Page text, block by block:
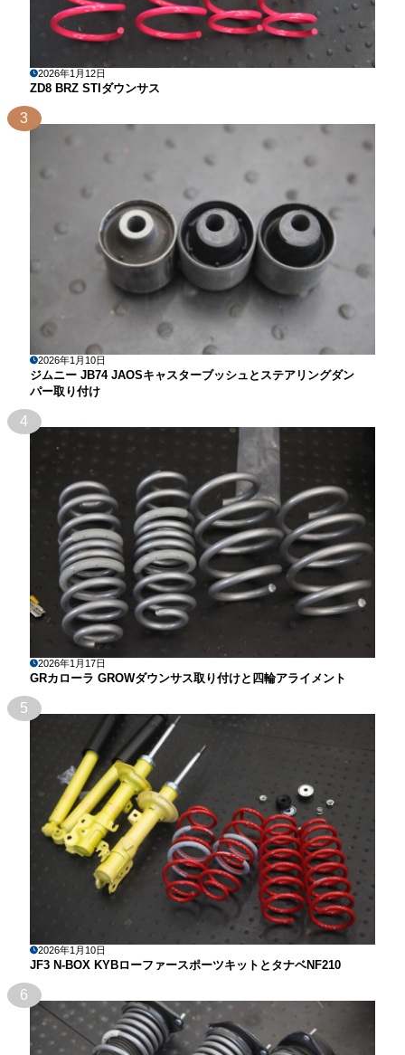
2026年1月12日
ZD8 BRZ STIダウンサス
3
2026年1月10日
ジムニー JB74 JAOSキャスターブッシュとステアリングダン
パー取り付け
4
2026年1月17日
GRカローラ GROWダウンサス取り付けと四輪アライメント
5
2026年1月10日
JF3 N-BOX KYBローファースポーツキットとタナベNF210
6